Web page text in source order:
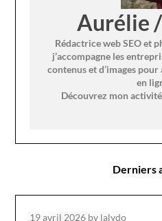
Aurélie
Rédactrice web SEO et
j’accompagne les
contenus et d’images
en
Découvrez mon
Derniers
19 avril 2026 by lalydo